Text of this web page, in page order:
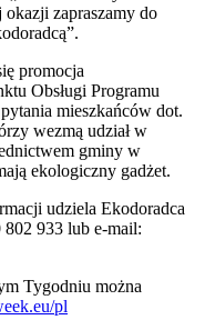
zapraszamy do
promocja
Obsługi Programu
mieszkańców dot.
wezmą udział w
gminy w
ekologiczny gadżet.
udziela Ekodoradca
933 lub e-mail:
Tygodniu można
pl